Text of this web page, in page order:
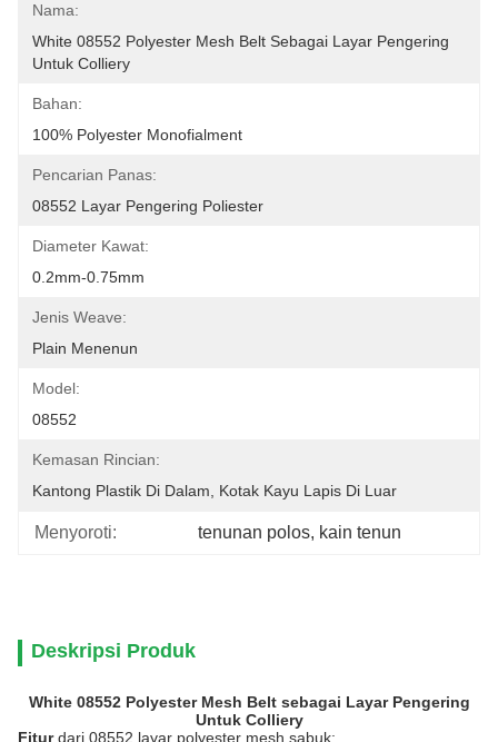
Nama:
White 08552 Polyester Mesh Belt Sebagai Layar Pengering
Untuk Colliery
Bahan:
100% Polyester Monofialment
Pencarian Panas:
08552 Layar Pengering Poliester
Diameter Kawat:
0.2mm-0.75mm
Jenis Weave:
Plain Menenun
Model:
08552
Kemasan Rincian:
Kantong Plastik Di Dalam, Kotak Kayu Lapis Di Luar
Menyoroti: tenunan polos, kain tenun
Deskripsi Produk
White 08552 Polyester Mesh Belt sebagai Layar Pengering
Untuk Colliery
Fiturdari 08552 layar polyester mesh sabuk: